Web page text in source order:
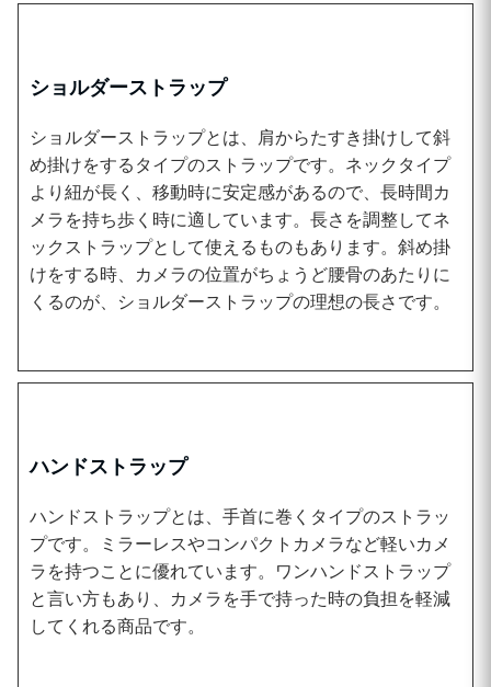
ショルダーストラップ
ショルダーストラップとは、肩からたすき掛けして斜
め掛けをするタイプのストラップです。ネックタイプ
より紐が長く、移動時に安定感があるので、長時間カ
メラを持ち歩く時に適しています。長さを調整してネ
ックストラップとして使えるものもあります。斜め掛
けをする時、カメラの位置がちょうど腰骨のあたりに
くるのが、ショルダーストラップの理想の長さです。
ハンドストラップ
ハンドストラップとは、手首に巻くタイプのストラッ
プです。ミラーレスやコンパクトカメラなど軽いカメ
ラを持つことに優れています。ワンハンドストラップ
と言い方もあり、カメラを手で持った時の負担を軽減
してくれる商品です。